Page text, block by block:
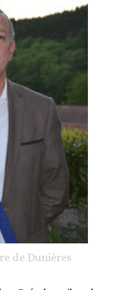
de Dunières